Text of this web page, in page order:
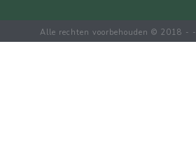
Alle rechten voorbehouden © 2018 - -